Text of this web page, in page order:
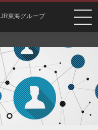
JR東海グループ